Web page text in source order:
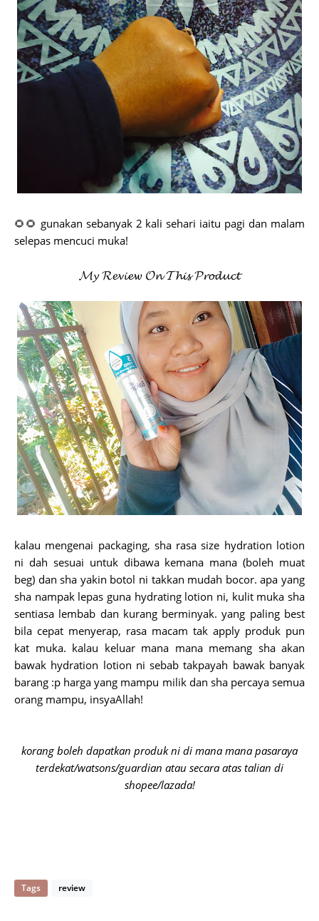
🌻🌻 gunakan sebanyak 2 kali sehari iaitu pagi dan malam
selepas mencuci muka!
𝓜𝔂 𝓡𝓮𝓿𝓲𝓮𝔀 𝓞𝓷 𝓣𝓱𝓲𝓼 𝓟𝓻𝓸𝓭𝓾𝓬𝓽
kalau mengenai packaging, sha rasa size hydration lotion
ni dah sesuai untuk dibawa kemana mana (boleh muat
beg) dan sha yakin botol ni takkan mudah bocor. apa yang
sha nampak lepas guna hydrating lotion ni, kulit muka sha
sentiasa lembab dan kurang berminyak. yang paling best
bila cepat menyerap, rasa macam tak apply produk pun
kat muka. kalau keluar mana mana memang sha akan
bawak hydration lotion ni sebab takpayah bawak banyak
barang :p harga yang mampu milik dan sha percaya semua
orang mampu, insyaAllah!
korang boleh dapatkan produk ni di mana mana pasaraya
terdekat/watsons/guardian atau secara atas talian di
shopee/lazada!
Tags review